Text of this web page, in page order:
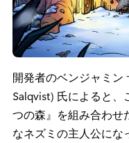
開発者のベンジャミン
Salqvist) 氏によると、
つの森』を組み合わせ
なネズミの主人公にな